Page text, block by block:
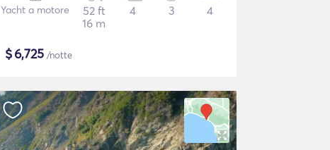
Yacht a motore
52 ft
16 m
4 3 4
$6,725 /notte